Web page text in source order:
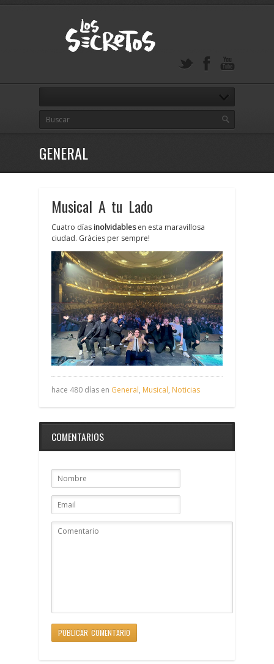
GENERAL
Musical A tu Lado
Cuatro días inolvidablesen esta maravillosa
ciudad. Gràcies per sempre!
hace 480 días en General, Musical, Noticias
COMENTARIOS